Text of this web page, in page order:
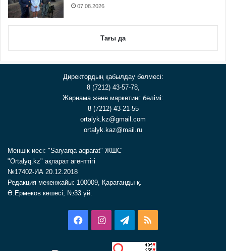
07.08.2026
Тағы да
Директордың қабылдау бөлмесі:
8 (7212) 43-57-78,
Жарнама және маркетинг бөлімі:
8 (7212) 43-21-55
ortalyk.kz@gmail.com
ortalyk.kaz@mail.ru
Меншік иесі: "Saryarqa aqparat" ЖШС
"Ortalyq.kz" ақпарат агенттігі
№17402-ИА 20.12.2018
Редакция мекенжайы: 100009, Қарағанды қ.
Ә.Ермеков көшесі, №33 үй.
FacebookInstagramTelegram